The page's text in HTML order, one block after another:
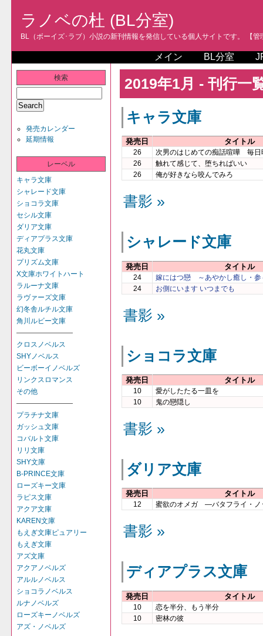
ラノベの杜 (BL分室)
BL（ボーイズ･ラブ）小説の新刊情報を発信している個人サイトです。 【管
メイン BL分室
検索
発売カレンダー
延期情報
レーベル
キャラ文庫
シャレード文庫
ショコラ文庫
セシル文庫
ダリア文庫
ディアプラス文庫
花丸文庫
プリズム文庫
X文庫ホワイトハート
ラルーナ文庫
ラヴァーズ文庫
幻冬舎ルチル文庫
角川ルビー文庫
――――――――
クロスノベルス
SHYノベルス
ビーボーイノベルズ
リンクスロマンス
その他
――――――――
プラチナ文庫
ガッシュ文庫
コバルト文庫
リリ文庫
SHY文庫
B-PRINCE文庫
ローズキー文庫
ラピス文庫
アクア文庫
KAREN文庫
もえぎ文庫ピュアリー
もえぎ文庫
アズ文庫
アクアノベルズ
アルルノベルス
ショコラノベルス
ルナノベルズ
ローズキーノベルズ
アズ・ノベルズ
2019年1月 - 刊行一
キャラ文庫
発売日 タイトル
26
次男のはじめての痴話喧嘩 毎日
26
触れて感じて、堕ちればいい
26
俺が好きなら咬んでみろ
書影 »
シャレード文庫
発売日 タイトル
24
嫁にはつ戀 ～あやかし癒し・参
24
お側にいます いつまでも
書影 »
ショコラ文庫
発売日 タイトル
10
愛がしたたる一皿を
10
鬼の戀隠し
書影 »
ダリア文庫
発売日 タイトル
12 蜜欲のオメガ ―バタフライ・
書影 »
ディアプラス文庫
発売日 タイトル
10
恋を半分、もう半分
10
密林の彼